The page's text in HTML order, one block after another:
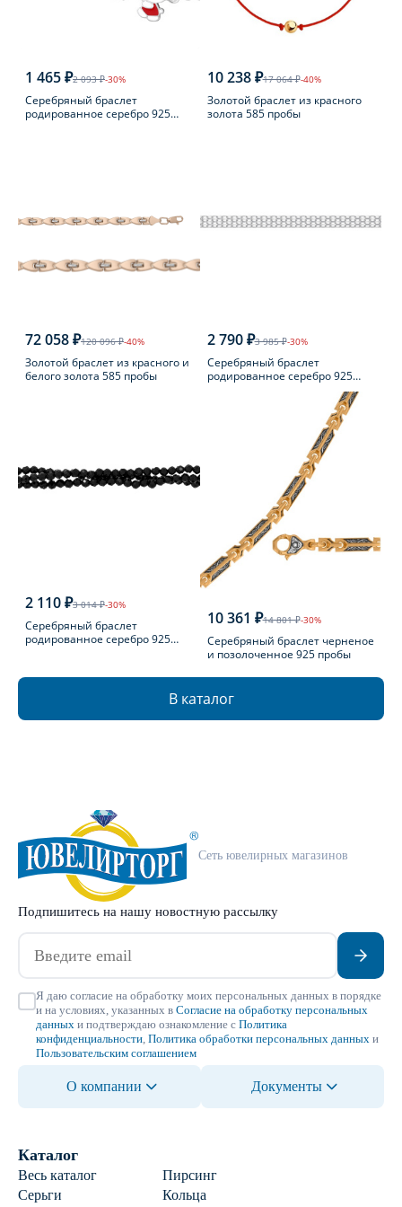
1 465 ₽2 093 ₽-30%
Серебряный браслет
родированное серебро 925
10 238 ₽17 064 ₽-40%
Золотой браслет из красного
золота 585 пробы
72 058 ₽120 096 ₽-40%
Золотой браслет из красного и
белого золота 585 пробы
2 790 ₽3 985 ₽-30%
Серебряный браслет
родированное серебро 925
2 110 ₽3 014 ₽-30%
Серебряный браслет
родированное серебро 925
10 361 ₽14 801 ₽-30%
Серебряный браслет черненое
и позолоченное 925 пробы
В каталог
Сеть ювелирных магазинов
Подпишитесь на нашу новостную рассылку
Я даю согласие на обработку моих персональных данных в порядке
и на условиях, указанных в Согласие на обработку персональных
данных и подтверждаю ознакомление с Политика
конфиденциальности, Политика обработки персональных данных и
Пользовательским соглашением
О компании Документы
Каталог
Весь каталог
Пирсинг
Серьги
Кольца